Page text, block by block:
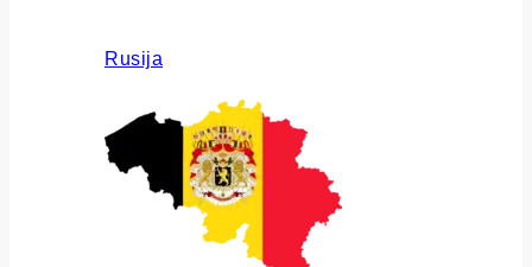
Rusija